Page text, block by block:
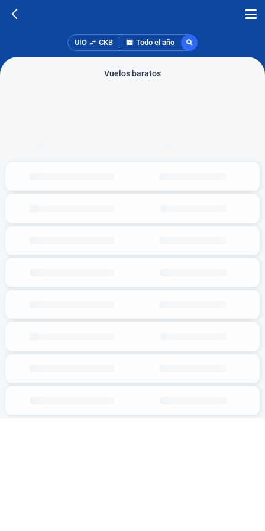
UIO CKB Todo el año
Vuelos baratos